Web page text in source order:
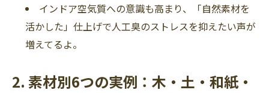
インドア空気質への意識も高まり、「自然素材を
活かした」仕上げで人工臭のストレスを抑えたい声が
増えてるよ。
2. 素材別6つの実例：木・土・和紙・